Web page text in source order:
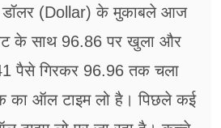
डॉलर (Dollar) के मुकाबले आज
के साथ 96.86 पर खुला और
पैसे गिरकर 96.96 तक चला
का ऑल टाइम लो है। पिछले कई